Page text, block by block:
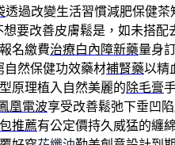
透過改變生活習慣減肥保健茶
想要改善皮膚鬆是，如未搭配
名繳費治療白內障新藥量身
自然保健功效藥材補腎藥以精
原理植入自然美麗的除毛膏
凰電波享受改善鬆弛下垂凹
推薦有公定價持久威猛的纏